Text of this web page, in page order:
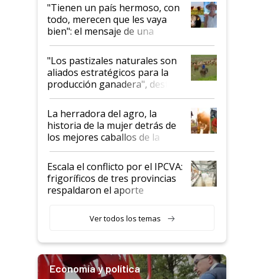
"Tienen un país hermoso, con
todo, merecen que les vaya
bien": el mensaje de una
ganadera uruguaya sobre las
oportunidades que se abren
para el agro en Argentina, con
foco en la carne
"Los pastizales naturales son
aliados estratégicos para la
producción ganadera", destaca
la iniciativa que ya reúne a 46
establecimientos en Argentina
La herradora del agro, la
historia de la mujer detrás de
los mejores caballos de la
Argentina y los mitos que
todavía hacen sufrir a estos
animales: "Mientras me
descalificaban, yo seguí
haciendo currículum"
Escala el conflicto por el IPCVA:
frigoríficos de tres provincias
respaldaron el aporte
Ver todos los temas
Economía y política